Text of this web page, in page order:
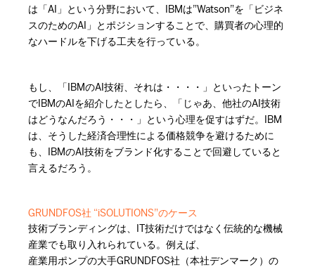
は「AI」という分野において、IBMは”Watson”を「ビジネ
スのためのAI」とポジションすることで、購買者の心理的
なハードルを下げる工夫を行っている。
もし、「IBMのAI技術、それは・・・・」といったトーン
でIBMのAIを紹介したとしたら、「じゃあ、他社のAI技術
はどうなんだろう・・・」という心理を促すはずだ。IBM
は、そうした経済合理性による価格競争を避けるために
も、IBMのAI技術をブランド化することで回避していると
言えるだろう。
GRUNDFOS社 “iSOLUTIONS”のケース
技術ブランディングは、IT技術だけではなく伝統的な機械
産業でも取り入れられている。例えば、
産業用ポンプの大手GRUNDFOS社（本社デンマーク）の